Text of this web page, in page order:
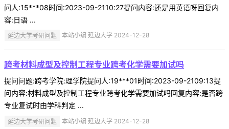
问人:15***08时间:2023-09-2110:27提问内容:还是用英语呀回复内
容:日语 ...
延边大学考研问题 本站小编 延边大学 2024-12-28
跨考材料成型及控制工程专业跨考化学需要加试吗
提问问题:跨考学院:理学院提问人:19***01时间:2023-09-2109:13提
问内容:材料成型及控制工程专业跨考化学需要加试吗回复内容:是否跨
专业复试时由学科判定 ...
延边大学考研问题 本站小编 延边大学 2024-12-28